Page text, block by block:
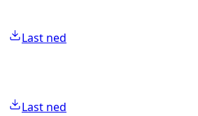
Last ned
Last ned